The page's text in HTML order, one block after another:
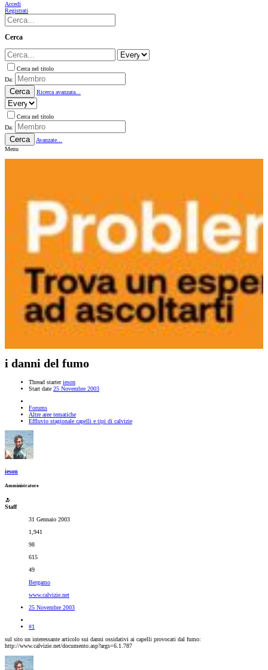
Accedi
Registrati
Cerca
Cerca nel titolo
Da:
Cerca Ricerca avanzata...
Cerca nel titolo
Da:
Cerca
Avanzate...
Menu
i danni del fumo
Thread starter ieson
Start date 25 Novembre 2003
Forums
Altre aree tematiche
Effluvio stagionale capelli e tipi di calvizie
ieson
Amministratore
Staff
31 Gennaio 2003
1,941
98
615
49
Bergamo
www.calvizie.net
25 Novembre 2003
#1
sul sito un interessante articolo sui danni ossidativi ai capelli provocati dal fumo:
http://www.calvizie.net/documento.asp?args=6.1.787